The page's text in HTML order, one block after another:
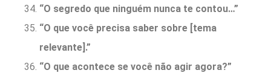
“O segredo que ninguém nunca te contou…”
“O que você precisa saber sobre [tema
relevante].”
“O que acontece se você não agir agora?”